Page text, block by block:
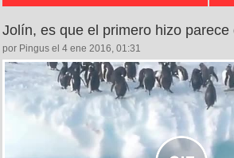
Jolín, es que el primero hizo parece
por Pingus el 4 ene 2016, 01:31